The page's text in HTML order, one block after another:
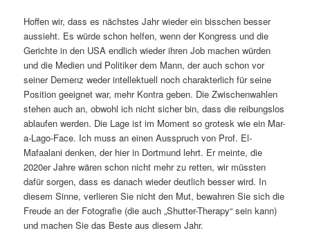
Hoffen wir, dass es nächstes Jahr wieder ein bisschen besser
aussieht. Es würde schon helfen, wenn der Kongress und die
Gerichte in den USA endlich wieder ihren Job machen würden
und die Medien und Politiker dem Mann, der auch schon vor
seiner Demenz weder intellektuell noch charakterlich für seine
Position geeignet war, mehr Kontra geben. Die Zwischenwahlen
stehen auch an, obwohl ich nicht sicher bin, dass die reibungslos
ablaufen werden. Die Lage ist im Moment so grotesk wie ein Mar-
a-Lago-Face. Ich muss an einen Ausspruch von Prof. El-
Mafaalani denken, der hier in Dortmund lehrt. Er meinte, die
2020er Jahre wären schon nicht mehr zu retten, wir müssten
dafür sorgen, dass es danach wieder deutlich besser wird. In
diesem Sinne, verlieren Sie nicht den Mut, bewahren Sie sich die
Freude an der Fotografie (die auch „Shutter-Therapy“ sein kann)
und machen Sie das Beste aus diesem Jahr.